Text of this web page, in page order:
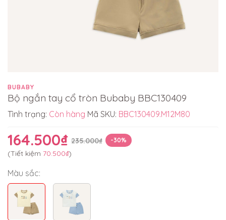
BUBABY
Bộ ngắn tay cổ tròn Bubaby BBC130409
Tình trạng: Còn hàng Mã SKU: BBC130409.M12M80
164.500₫ 235.000₫ -30%
(Tiết kiệm 70.500₫)
Màu sắc: